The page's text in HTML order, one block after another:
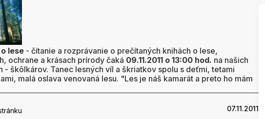
lese - čítanie a rozprávanie o prečítaných knihách o lese,
ochrane a krásach prírody čaká 09.11.2011 o 13:00 hod. na našich
- škôlkárov. Tanec lesných víl a škriatkov spolu s deťmi, tetami
malá oslava venovaná lesu. "Les je náš kamarát a preto ho mám
07.11.2011